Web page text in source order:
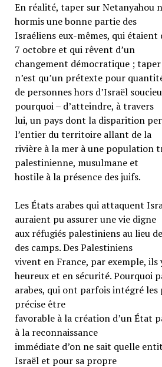
En réalité, taper sur Netanyahou
hormis une bonne partie des
Israéliens eux-mêmes, qui étaient
7 octobre et qui rêvent d’un
changement démocratique ;
n’est qu’un prétexte pour
de personnes hors d’Israël
pourquoi – d’atteindre, à travers
lui, un pays dont la disparition
l’entier du territoire allant de la
rivière à la mer à une population
palestinienne, musulmane et
hostile à la présence des juifs.
Les États arabes qui attaquent
auraient pu assurer une vie digne
aux réfugiés palestiniens au lieu
des camps. Des Palestiniens
vivent en France, par exemple,
heureux et en sécurité. Pourquoi
arabes, qui ont parfois intégré les
précise être
favorable à la création d’un État
à la reconnaissance
immédiate d’on ne sait quelle
Israël et pour sa propre